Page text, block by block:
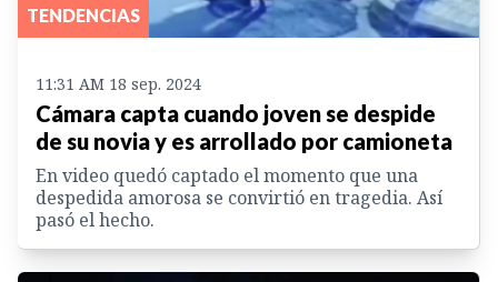
TENDENCIAS
11:31 AM 18 sep. 2024
Cámara capta cuando joven se despide
de su novia y es arrollado por camioneta
En video quedó captado el momento que una
despedida amorosa se convirtió en tragedia. Así
pasó el hecho.